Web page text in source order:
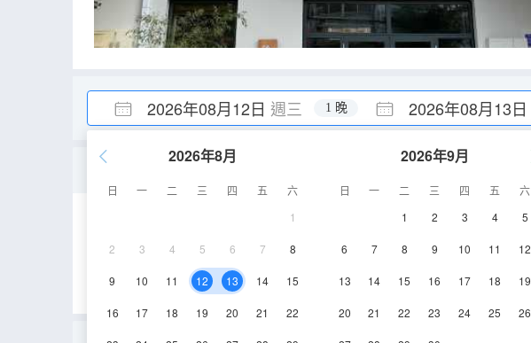
2026年08月12日 週三 2026年08月13日
1 晚
2026年8月
日 一 二 三 四 五
六
1
2 3 4 5 6 7 8
9 10 11 12 13 14 15
16 17 18 19 20 21 22
2026年9月
日 一 二 三 四 五
六
1
2 3 4 5
6 7 8 9 10 11 12
13 14 15 16 17 18 19
20 21 22 23 24 25 26
淋浴